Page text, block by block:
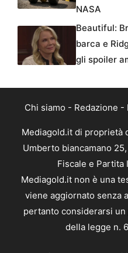
NASA
Beautiful:
barca e
gli spoiler
Chi siamo - Redazione -
Mediagold.it di proprietà
Umberto biancamano
Fiscale e Partita
Mediagold.it non è una
viene aggiornato senza
pertanto considerarsi
della legge n.